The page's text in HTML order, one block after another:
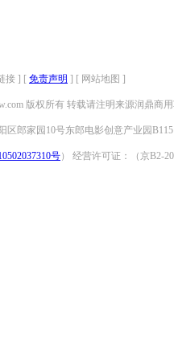
接 ] [ 免责声明 ] [ 网站地图 ]
版权所有 转载请注明来源润鼎商
区郎家园10号东郎电影创意产业园B115
号） 经营许可证：（京B2-